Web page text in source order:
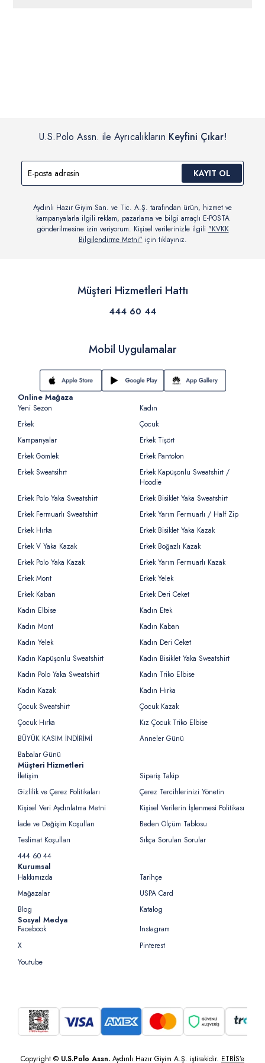
U.S.Polo Assn. ile Ayrıcalıkların Keyfini Çıkar!
KAYIT OL
Aydınlı Hazır Giyim San. ve Tic. A.Ş. tarafından ürün, hizmet ve
kampanyalarla ilgili reklam, pazarlama ve bilgi amaçlı E-POSTA
gönderilmesine izin veriyorum. Kişisel verilerinizle ilgili "KVKK
Bilgilendirme Metni" için tıklayınız.
Müşteri Hizmetleri Hattı
444 60 44
Mobil Uygulamalar
Online Mağaza
Yeni Sezon
Kadın
Erkek
Çocuk
Kampanyalar
Erkek Tişört
Erkek Gömlek
Erkek Pantolon
Erkek Sweatsihrt
Erkek Kapüşonlu Sweatshirt /
Hoodie
Erkek Polo Yaka Sweatshirt
Erkek Bisiklet Yaka Sweatshirt
Erkek Fermuarlı Sweatshirt
Erkek Yarım Fermuarlı / Half Zip
Erkek Hırka
Erkek Bisiklet Yaka Kazak
Erkek V Yaka Kazak
Erkek Boğazlı Kazak
Erkek Polo Yaka Kazak
Erkek Yarım Fermuarlı Kazak
Erkek Mont
Erkek Yelek
Erkek Kaban
Erkek Deri Ceket
Kadın Elbise
Kadın Etek
Kadın Mont
Kadın Kaban
Kadın Yelek
Kadın Deri Ceket
Kadın Kapüşonlu Sweatshirt
Kadın Bisiklet Yaka Sweatshirt
Kadın Polo Yaka Sweatshirt
Kadın Triko Elbise
Kadın Kazak
Kadın Hırka
Çocuk Sweatshirt
Çocuk Kazak
Çocuk Hırka
Kız Çocuk Triko Elbise
BÜYÜK KASIM İNDİRİMİ
Anneler Günü
Babalar Günü
Müşteri Hizmetleri
İletişim
Sipariş Takip
Gizlilik ve Çerez Politikaları
Çerez Tercihlerinizi Yönetin
Kişisel Veri Aydınlatma Metni
Kişisel Verilerin İşlenmesi Politikası
İade ve Değişim Koşulları
Beden Ölçüm Tablosu
Teslimat Koşulları
Sıkça Sorulan Sorular
444 60 44
Kurumsal
Hakkımızda
Tarihçe
Mağazalar
USPA Card
Blog
Katalog
Sosyal Medya
Facebook
Instagram
X
Pinterest
Youtube
Copyright © U.S.Polo Assn. Aydınlı Hazır Giyim A.Ş. iştirakidir. ETBİS’e